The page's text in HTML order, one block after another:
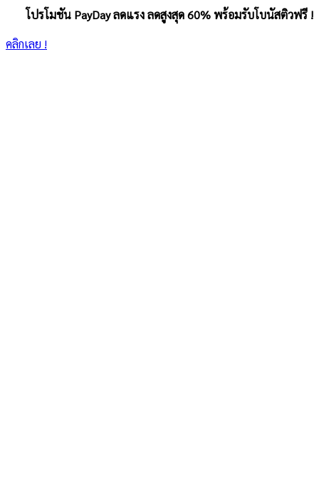
โปรโมชัน PayDay ลดแรง ลดสูงสุด 60% พร้อมรับโบนัสติวฟรี !
คลิกเลย !